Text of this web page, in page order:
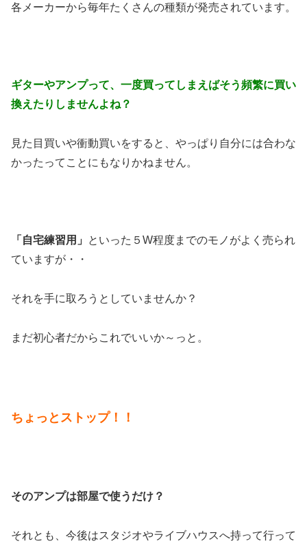
各メーカーから毎年たくさんの種類が発売されています。
ギターやアンプって、一度買ってしまえばそう頻繁に買い
換えたりしませんよね？
見た目買いや衝動買いをすると、やっぱり自分には合わな
かったってことにもなりかねません。
「自宅練習用」
といった５W程度までのモノがよく売られ
ていますが・・
それを手に取ろうとしていませんか？
まだ初心者だからこれでいいか～っと。
ちょっとストップ！！
そのアンプは部屋で使うだけ？
それとも、今後はスタジオやライブハウスへ持って行って